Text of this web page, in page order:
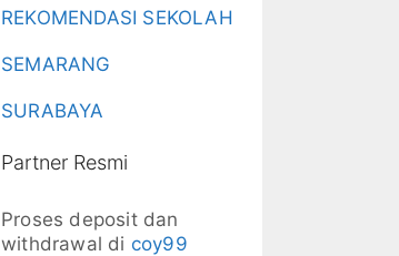
REKOMENDASI SEKOLAH
SEMARANG
SURABAYA
Partner Resmi
Proses deposit dan
withdrawal di coy99